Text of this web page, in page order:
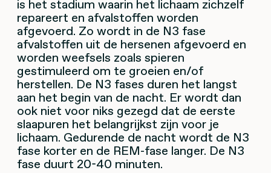
is het stadium waarin het lichaam zichzelf
repareert en afvalstoffen worden
afgevoerd. Zo wordt in de N3 fase
afvalstoffen uit de hersenen afgevoerd en
worden weefsels zoals spieren
gestimuleerd om te groeien en/of
herstellen. De N3 fases duren het langst
aan het begin van de nacht. Er wordt dan
ook niet voor niks gezegd dat de eerste
slaapuren het belangrijkst zijn voor je
lichaam. Gedurende de nacht wordt de N3
fase korter en de REM-fase langer. De N3
fase duurt 20-40 minuten.